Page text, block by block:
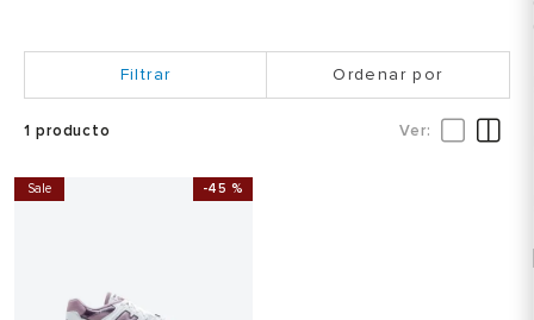
Ordenar por
1 producto
Sale -45 %
tommy hilfiger
mujer